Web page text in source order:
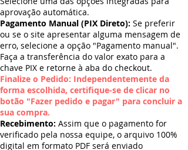
aprovação automática.
Pagamento Manual (PIX Direto): Se preferir
ou se o site apresentar alguma mensagem de
erro, selecione a opção "Pagamento manual".
Faça a transferência do valor exato para a
chave PIX e retorne à aba do checkout.
Finalize o Pedido: Independentemente da
forma escolhida, certifique-se de clicar no
botão "Fazer pedido e pagar" para concluir a
sua compra.
Recebimento: Assim que o pagamento for
verificado pela nossa equipe, o arquivo 100%
digital em formato PDF será enviado